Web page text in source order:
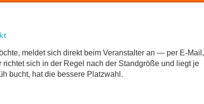
meldet sich direkt beim Veranstalter an — per E-Mail,
sich in der Regel nach der Standgröße und liegt je
bucht, hat die bessere Platzwahl.